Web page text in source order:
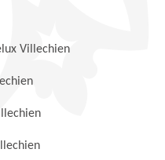
Villechien